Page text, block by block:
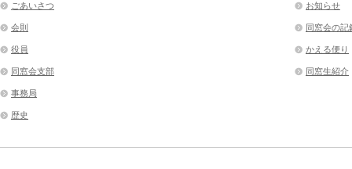
ごあいさつ
会則
役員
同窓会支部
事務局
歴史
お知らせ
同窓会の記
かえる便り
同窓生紹介